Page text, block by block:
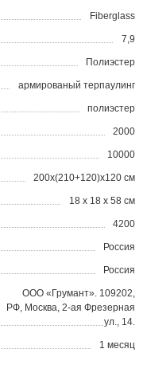
Fiberglass
7,9
Полиэстер
армированый терпаулинг
полиэстер
2000
10000
200x(210+120)x120 см
18 х 18 х 58 см
4200
Россия
Россия
ООО «Грумант». 109202,
РФ, Москва, 2-ая Фрезерная
ул., 14.
1 месяц